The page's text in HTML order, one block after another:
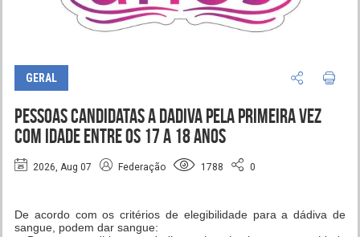
GERAL
Pessoas candidatas a dadiva pela primeira vez
com idade entre os 17 a 18 anos
2026, Aug 07 Federação 1788 0
De acordo com os critérios de elegibilidade para a dádiva de
sangue, podem dar sangue: